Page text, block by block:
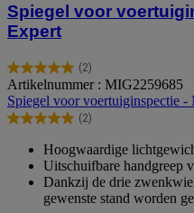
Spiegel voor
Expert
(2)
5.0
van
de
5
beoordelingen
Artikelnummer : MIG2259685
Spiegel voor voertuiginspectie -
(2)
5.0
sterren.
Hoogwaardige
Uitschuifbare handgreep
Dankzij de drie
gewenste stand worden